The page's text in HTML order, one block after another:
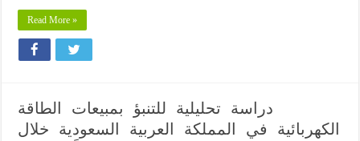
Read More »
دراسة تحليلية للتنبؤ بمبيعات الطاقة
الكهربائية في المملكة العربية السعودية خلال